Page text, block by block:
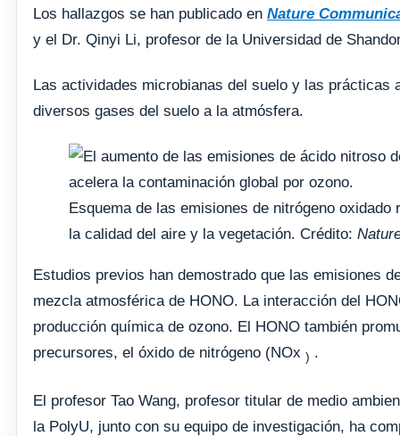
Los hallazgos se han publicado en Nature
y el Dr. Qinyi Li, profesor de la Universidad de
Las actividades microbianas del suelo y las
diversos gases del suelo a la atmósfera.
Esquema de las emisiones de nitrógeno
la calidad del aire y la vegetación. Crédito:
Estudios previos han demostrado que las emisiones
mezcla atmosférica de HONO. La interacción del
producción química de ozono. El HONO también
precursores, el óxido de nitrógeno (NOx ) .
El profesor Tao Wang, profesor titular de medio
la PolyU, junto con su equipo de investigación, ha